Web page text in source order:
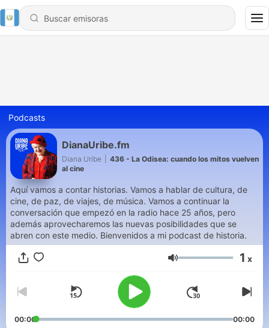
Podcasts
DianaUribe.fm
Diana Uribe
436 - La Odisea: cuando los mitos vuelven
al cine
Aquí vamos a contar historias. Vamos a hablar de cultura, de
cine, de paz, de viajes, de música. Vamos a continuar la
conversación que empezó en la radio hace 25 años, pero
además aprovecharemos las nuevas posibilidades que se
abren con este medio. Bienvenidos a mi podcast de historia.
Volumen 1 x
00:00 00:00